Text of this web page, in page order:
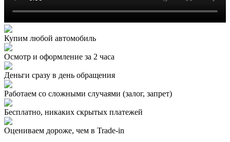
Купим любой автомобиль
Осмотр и оформление за 2 часа
Деньги сразу в день обращения
Работаем со сложными случаями (залог, запрет)
Бесплатно, никаких скрытых платежей
Оцениваем дороже, чем в Trade‑in